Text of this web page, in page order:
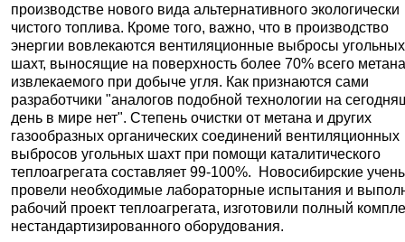
производстве нового вида альтернативного экологически
чистого топлива. Кроме того, важно, что в производство
энергии вовлекаются вентиляционные выбросы угольных
шахт, выносящие на поверхность более 70% всего
извлекаемого при добыче угля. Как признаются сами
разработчики "аналогов подобной технологии на
день в мире нет". Степень очистки от метана и других
газообразных органических соединений вентиляционных
выбросов угольных шахт при помощи каталитического
теплоагрегата составляет 99-100%. Новосибирские
провели необходимые лабораторные испытания и
рабочий проект теплоагрегата, изготовили полный
нестандартизированного оборудования.